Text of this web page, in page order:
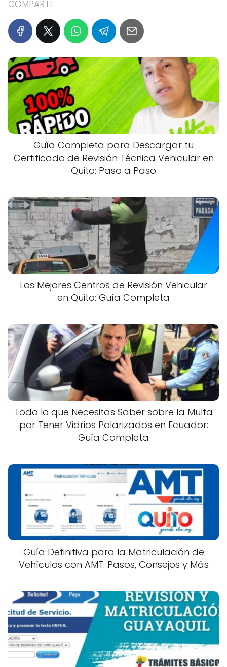
COMPARTE
Guía Completa para Descargar tu
Certificado de Revisión Técnica Vehicular en
Quito: Paso a Paso
Los Mejores Centros de Revisión Vehicular
en Quito: Guía Completa
Todo lo que Necesitas Saber sobre la Multa
por Tener Vidrios Polarizados en Ecuador:
Guía Completa
Guía Definitiva para la Matriculación de
Vehículos con AMT: Pasos, Consejos y Más